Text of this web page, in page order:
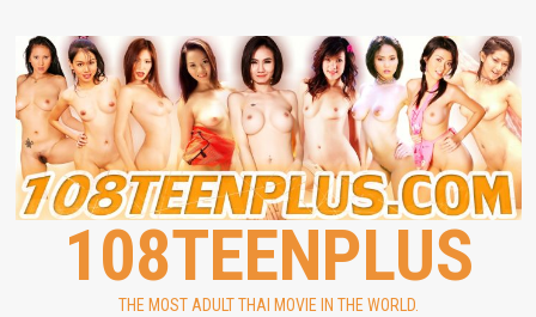
content
108TEENPLUS
THE MOST ADULT THAI MOVIE IN THE WORLD.